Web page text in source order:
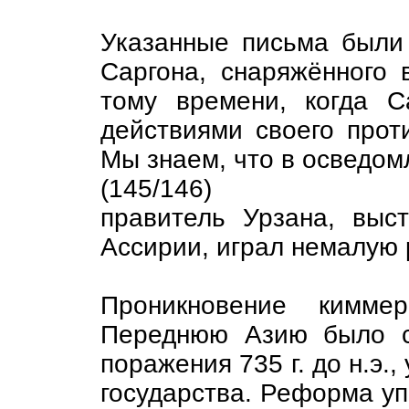
Указанные письма
Саргона,
тому времени, когда
действиями своего
Мы знаем, что в
(145/146)
правитель Урзана,
Ассирии, играл немалую
Проникновение
Переднюю Азию было
поражения 735 г. до
государства. Реформа